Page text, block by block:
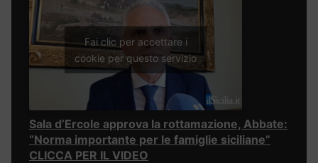
Fai clic per accettare i
cookie per questo servizio
Sala d’Ercole approva la rottamazione, Abbate:
“Norma importante per le famiglie siciliane”
CLICCA PER IL VIDEO